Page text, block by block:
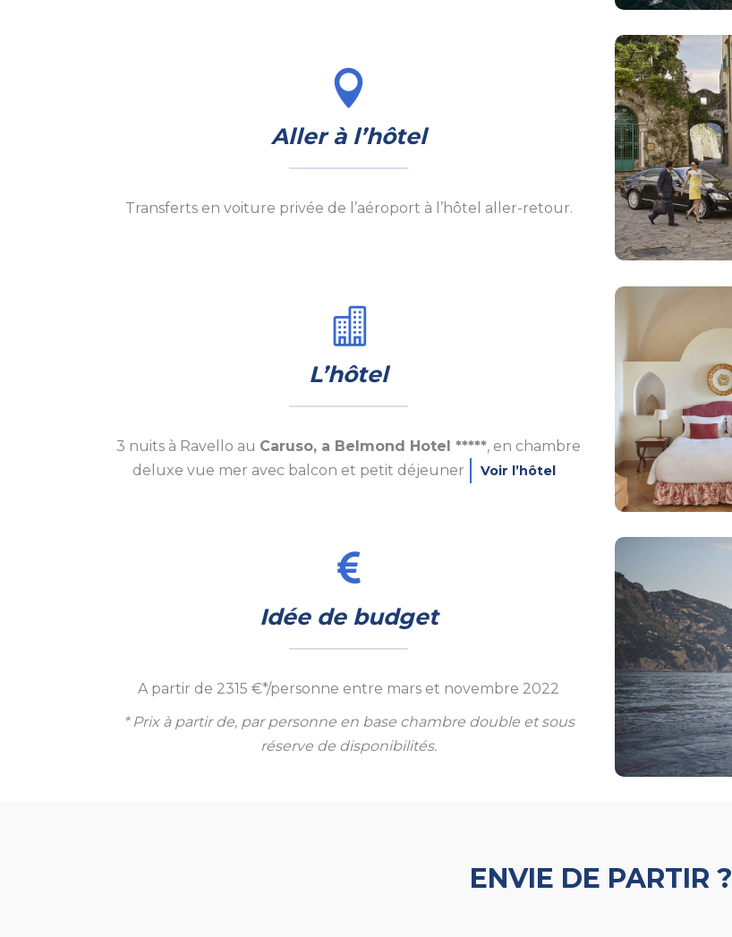
Aller à l’hôtel
Transferts en voiture privée de l’aéroport à l’hôtel aller-retour.
L’hôtel
3 nuits à Ravello au Caruso, a Belmond Hotel *****, en chambre
deluxe vue mer avec balcon et petit déjeuner
Voir l’hôtel
Idée de budget
A partir de 2315 €*/personne entre mars et novembre 2022
* Prix à partir de, par personne en base chambre double et sous
réserve de disponibilités.
ENVIE DE PARTIR ?